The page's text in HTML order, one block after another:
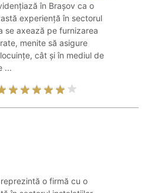
în Brașov ca o
experiență în sectorul
se axează pe furnizarea
menite să asigure
cât și în mediul de
...
reprezintă o firmă cu o